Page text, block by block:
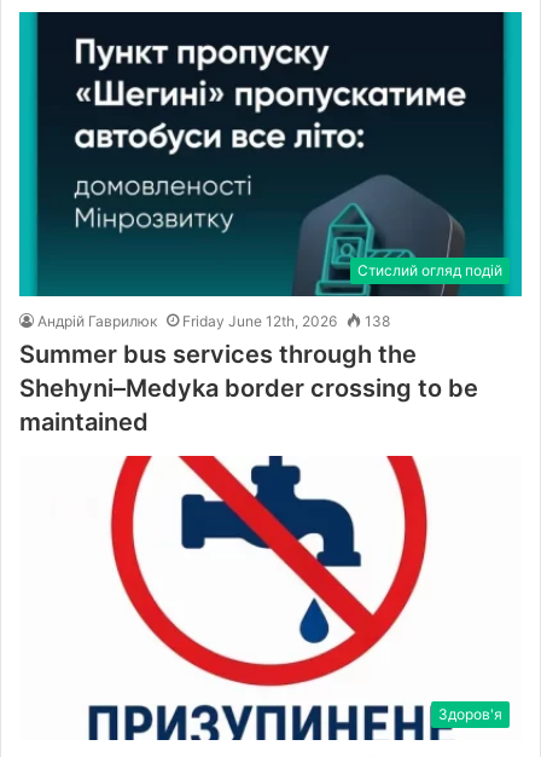
Стислий огляд подій
Андрій Гаврилюк Friday June 12th, 2026 138
Summer bus services through the
Shehyni–Medyka border crossing to be
maintained
Здоров'я